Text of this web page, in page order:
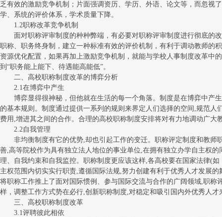
乏有效的激励竞争机制；片面强调资历、学历、外语、论文等，而忽视
学、系统的评价体系，学术质量下降。
1.2职称改革竞争机制
面对职称评审制度的种种弊端，有必要对职称评审制度进行彻底的
职称、职务终身制，建立一种标准有效的评价机制，有利于调动教师的
资源优化配置，如果再加上激励竞争机制，就能与学校人事制度改革中
到“职务能上能下、待遇能高能低”。
二、高校职称制度改革的博弈分析
2.1在博弈中产生
博弈显得很神秘，但他就在生活的每一个角落。制度是在博弈中产
的基本规则。制度通过提供一系列的规则来界定人们选择的空间,规范
费用,增进其之间的合作。合理的高校职称制度安排将对有力地调动广
2.2自我管理
非均衡制度有它的优势,却也引起工作的变迁。职称评定制度和教师
善,高等院校作为具有独立法人地位的事业单位,在拥有独立办学自主权
理、自我约束和自我监控。职称制度更应该这样,各高校要在国家法律(
主权范围内切实实行职责,遵循国际法规,努力创建有利于优秀人才发展
将职称工作推上了面对国际惯例、参与国际交流与合作的广阔领域,职称
样，调整工作方式势在必行,创新职称制度,对稳定和吸引国内外优秀人
三、高校职称制度改革
3.1评聘彼此相依